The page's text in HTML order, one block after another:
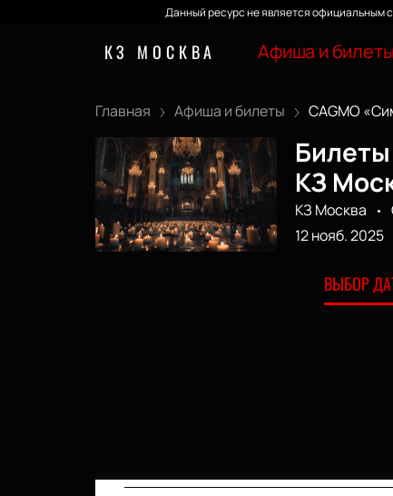
Данный ресурс не является официальным
КЗ МОСКВА Афиша и билеты
Главная Афиша и билеты CAGMO
КЗ
КЗ Москва
12 нояб. 2025
ВЫБОР